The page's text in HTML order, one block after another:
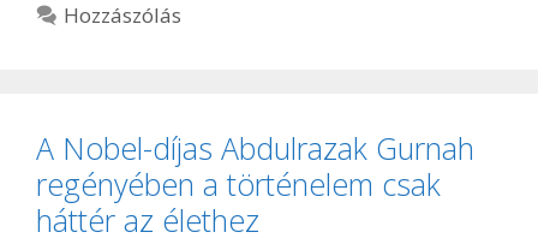
Hozzászólás
A Nobel-díjas Abdulrazak Gurnah
regényében a történelem csak
háttér az élethez